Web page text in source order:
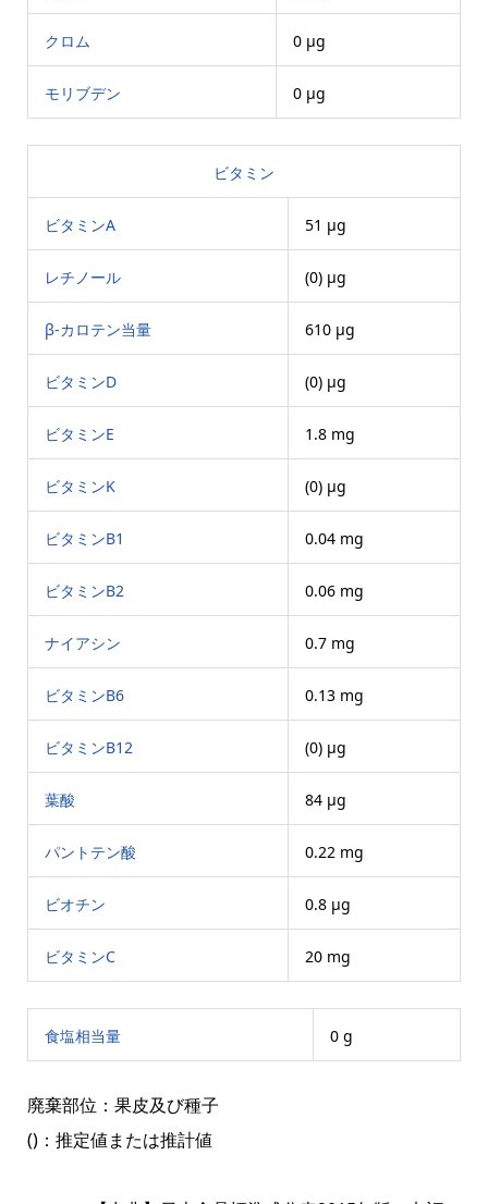
クロム 0 μg
モリブデン 0 μg
ビタミン
ビタミンA 51 μg
レチノール (0) μg
β-カロテン当量 610 μg
ビタミンD (0) μg
ビタミンE 1.8 mg
ビタミンK (0) μg
ビタミンB1 0.04 mg
ビタミンB2 0.06 mg
ナイアシン 0.7 mg
ビタミンB6 0.13 mg
ビタミンB12 (0) μg
葉酸 84 μg
パントテン酸 0.22 mg
ビオチン 0.8 μg
ビタミンC 20 mg
食塩相当量 0 g
廃棄部位：果皮及び種子
()：推定値または推計値